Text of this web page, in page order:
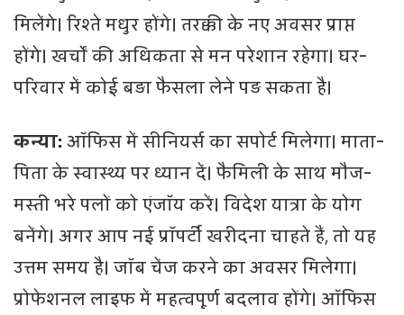
मिलेंगे। रिश्ते मधुर होंगे। तरक्की के नए अवसर प्राप्त
होंगे। खर्चों की अधिकता से मन परेशान रहेगा। घर-
परिवार में कोई बड़ा फैसला लेने पड़ सकता है।
कन्या:ऑफिस में सीनियर्स का सपोर्ट मिलेगा। माता-
पिता के स्वास्थ्य पर ध्यान दें। फैमिली के साथ मौज-
मस्ती भरे पलों को एंजॉय करें। विदेश यात्रा के योग
बनेंगे। अगर आप नई प्रॉपर्टी खरीदना चाहते हैं, तो यह
उत्तम समय है। जॉब चेंज करने का अवसर मिलेगा।
प्रोफेशनल लाइफ में महत्वपूर्ण बदलाव होंगे। ऑफिस